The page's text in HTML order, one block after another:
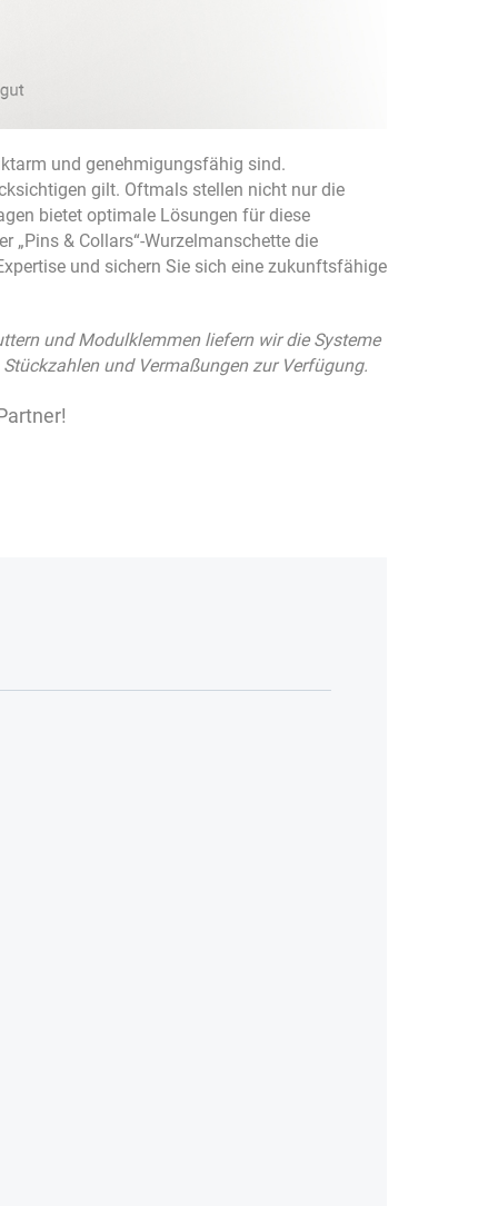
und genehmigungsfähig sind.
gilt. Oftmals stellen nicht nur die
bietet optimale Lösungen für diese
„Pins & Collars“-Wurzelmanschette die
und sichern Sie sich eine zukunftsfähige
und Modulklemmen liefern wir die Systeme
und Vermaßungen zur Verfügung.